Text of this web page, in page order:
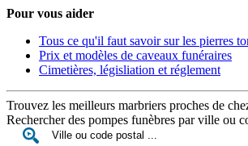
Pour vous aider
Tous ce qu'il faut savoir sur les pierres
Prix et modèles de caveaux funéraires
Cimetières, législiation et réglement
Trouvez les meilleurs marbriers proches de
Rechercher des pompes funèbres par ville ou